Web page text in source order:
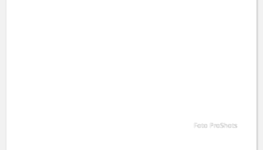
Foto ProShots